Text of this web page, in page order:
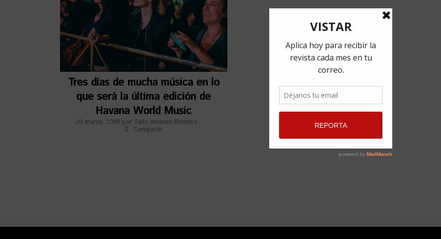
Tres días de mucha música en lo
que será la última edición de
Havana World Music
20 marzo, 2019 por Talía Jiménez Romero
Compartir